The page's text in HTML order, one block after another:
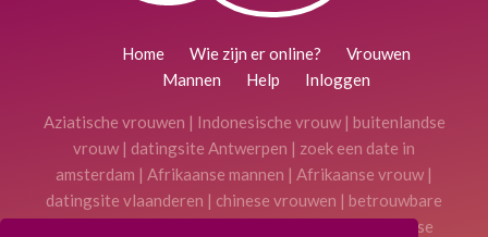
Home Wie zijn er online?
Vrouwen
Mannen
Help Inloggen
Aziatische vrouwen | Indonesische vrouw | buitenlandse
vrouw | datingsite Antwerpen | zoek een date in
amsterdam | Afrikaanse mannen | Afrikaanse vrouw |
datingsite vlaanderen | chinese vrouwen | betrouwbare
Hindoestaanse